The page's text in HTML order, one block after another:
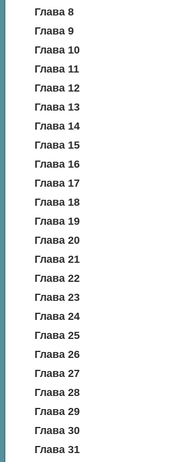
Глава 8
Глава 9
Глава 10
Глава 11
Глава 12
Глава 13
Глава 14
Глава 15
Глава 16
Глава 17
Глава 18
Глава 19
Глава 20
Глава 21
Глава 22
Глава 23
Глава 24
Глава 25
Глава 26
Глава 27
Глава 28
Глава 29
Глава 30
Глава 31